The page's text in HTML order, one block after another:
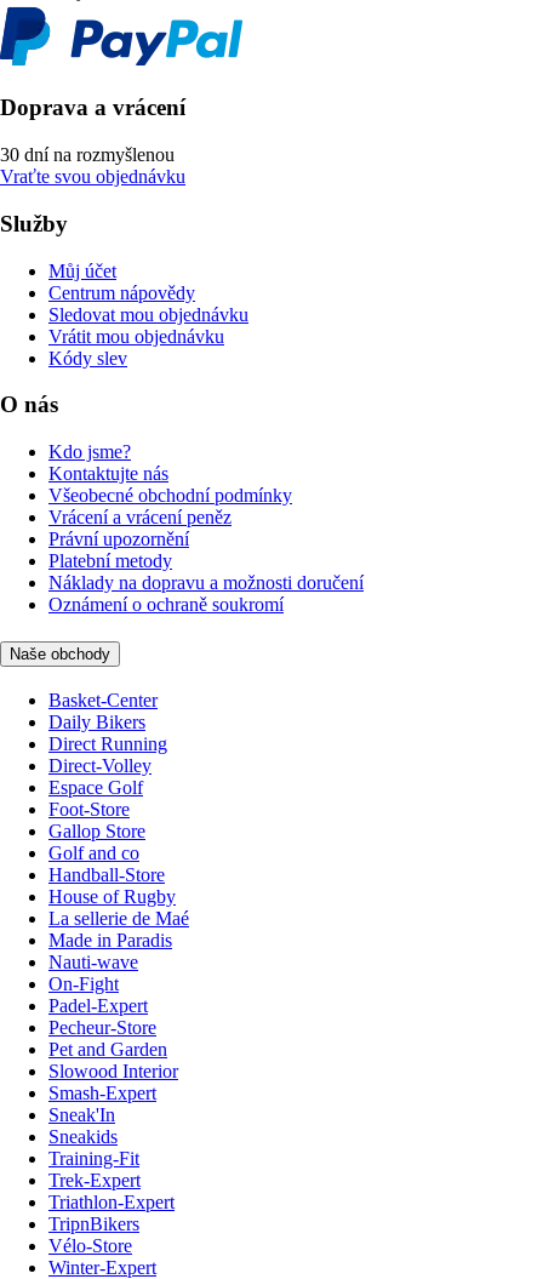
Doprava a vrácení
30 dní na rozmyšlenou
Vraťte svou objednávku
Služby
Můj účet
Centrum nápovědy
Sledovat mou objednávku
Vrátit mou objednávku
Kódy slev
O nás
Kdo jsme?
Kontaktujte nás
Všeobecné obchodní podmínky
Vrácení a vrácení peněz
Právní upozornění
Platební metody
Náklady na dopravu a možnosti doručení
Oznámení o ochraně soukromí
Naše obchody
Basket-Center
Daily Bikers
Direct Running
Direct-Volley
Espace Golf
Foot-Store
Gallop Store
Golf and co
Handball-Store
House of Rugby
La sellerie de Maé
Made in Paradis
Nauti-wave
On-Fight
Padel-Expert
Pecheur-Store
Pet and Garden
Slowood Interior
Smash-Expert
Sneak'In
Sneakids
Training-Fit
Trek-Expert
Triathlon-Expert
TripnBikers
Vélo-Store
Winter-Expert